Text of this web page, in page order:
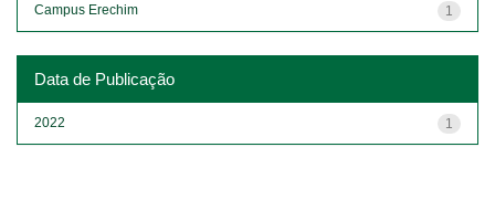
1
Campus Erechim
Data de Publicação
1
2022